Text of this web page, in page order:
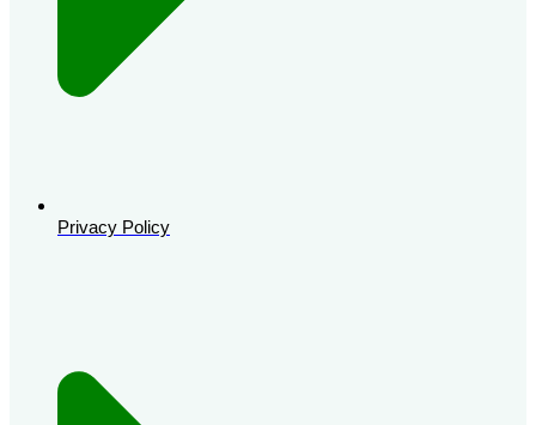
Privacy Policy